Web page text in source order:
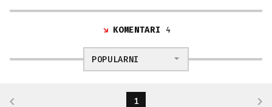
KOMENTARI 4
POPULARNI
1